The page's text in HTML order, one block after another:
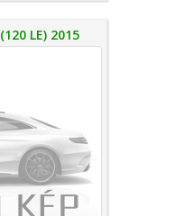
(120 LE) 2015